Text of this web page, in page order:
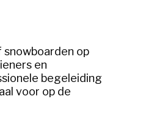
snowboarden op
en
begeleiding
voor op de